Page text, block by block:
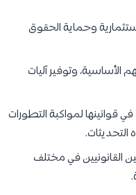
وحماية الحقوق
وتوفير آليات
قوانينها لمواكبة التطورات
القانونيين في مختلف